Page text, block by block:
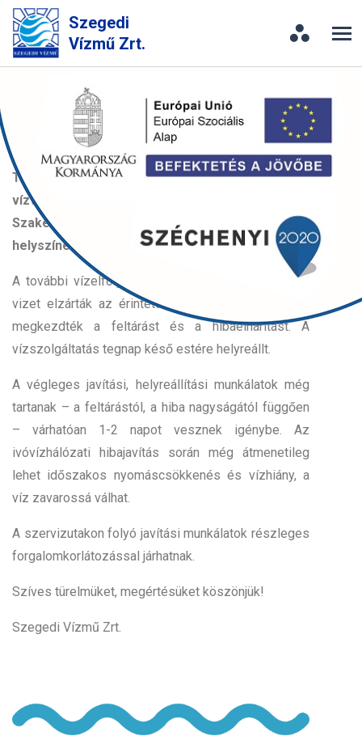
Szegedi
Vízmű Zrt.
Csőtörés a Felső Tisza-parton
2026. 03. 09.
Tegnap délután eltört egy 300-as főnyomó
vízvezeték Szegeden, a Felső Tisza-parton.
Szakembereink rövid időn belül megkezdték a
helyszínen a hibaelhárítást.
A további vízelfolyás megszüntetése érdekében a
vizet elzárták az érintett körzetben, ezt követően
megkezdték a feltárást és a hibaelhárítást. A
vízszolgáltatás tegnap késő estére helyreállt.
A végleges javítási, helyreállítási munkálatok még
tartanak – a feltárástól, a hiba nagyságától függően
– várhatóan 1-2 napot vesznek igénybe. Az
ivóvízhálózati hibajavítás során még átmenetileg
lehet időszakos nyomáscsökkenés és vízhiány, a
víz zavarossá válhat.
A szervizutakon folyó javítási munkálatok részleges
forgalomkorlátozással járhatnak.
Szíves türelmüket, megértésüket köszönjük!
Szegedi Vízmű Zrt.